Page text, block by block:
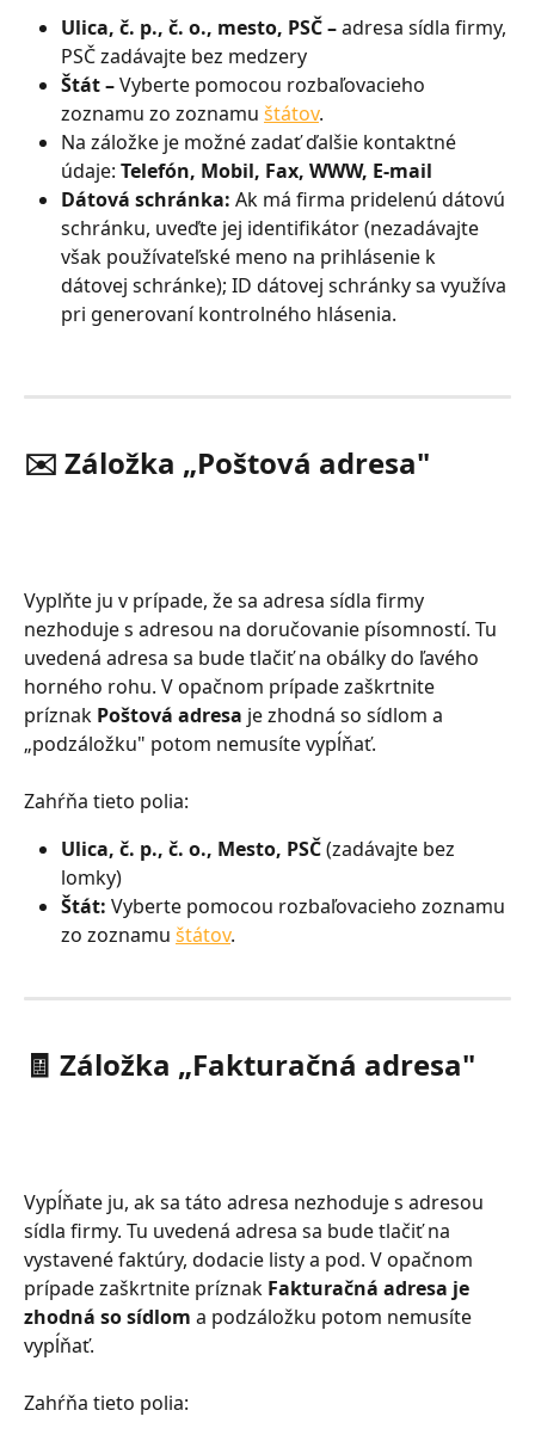
Ulica, č. p., č. o., mesto, PSČ – adresa sídla firmy,
PSČ zadávajte bez medzery
Štát – Vyberte pomocou rozbaľovacieho
zoznamu zo zoznamu štátov.
Na záložke je možné zadať ďalšie kontaktné
údaje: Telefón, Mobil, Fax, WWW, E-mail
Dátová schránka: Ak má firma pridelenú dátovú
schránku, uveďte jej identifikátor (nezadávajte
však používateľské meno na prihlásenie k
dátovej schránke); ID dátovej schránky sa využíva
pri generovaní kontrolného hlásenia.
✉️ Záložka „Poštová adresa"
Vyplňte ju v prípade, že sa adresa sídla firmy
nezhoduje s adresou na doručovanie písomností. Tu
uvedená adresa sa bude tlačiť na obálky do ľavého
horného rohu. V opačnom prípade zaškrtnite
príznak Poštová adresa je zhodná so sídlom a
„podzáložku" potom nemusíte vypĺňať.
Zahŕňa tieto polia:
Ulica, č. p., č. o., Mesto, PSČ (zadávajte bez
lomky)
Štát: Vyberte pomocou rozbaľovacieho zoznamu
zo zoznamu štátov.
🧾 Záložka „Fakturačná adresa"
Vypĺňate ju, ak sa táto adresa nezhoduje s adresou
sídla firmy. Tu uvedená adresa sa bude tlačiť na
vystavené faktúry, dodacie listy a pod. V opačnom
prípade zaškrtnite príznak Fakturačná adresa je
zhodná so sídlom a podzáložku potom nemusíte
vypĺňať.
Zahŕňa tieto polia: